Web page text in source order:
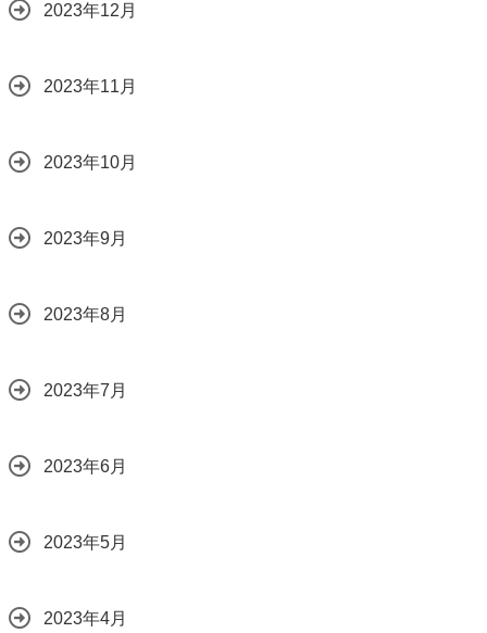
2023年12月
2023年11月
2023年10月
2023年9月
2023年8月
2023年7月
2023年6月
2023年5月
2023年4月